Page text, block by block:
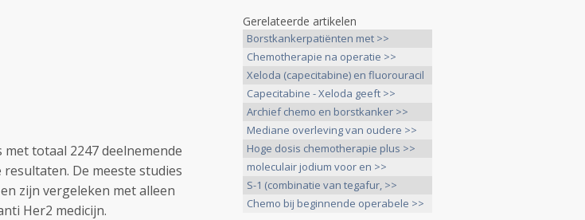
totaal 2247 deelnemende
De meeste studies
zijn vergeleken met alleen
Her2 medicijn.
Gerelateerde artikelen
Borstkankerpatiënten met >>
Chemotherapie na operatie >>
Xeloda (capecitabine) en fluorouracil
>>
Capecitabine - Xeloda geeft >>
Archief chemo en borstkanker >>
Mediane overleving van oudere >>
Hoge dosis chemotherapie plus >>
moleculair jodium voor en >>
S-1 (combinatie van tegafur, >>
Chemo bij beginnende operabele >>